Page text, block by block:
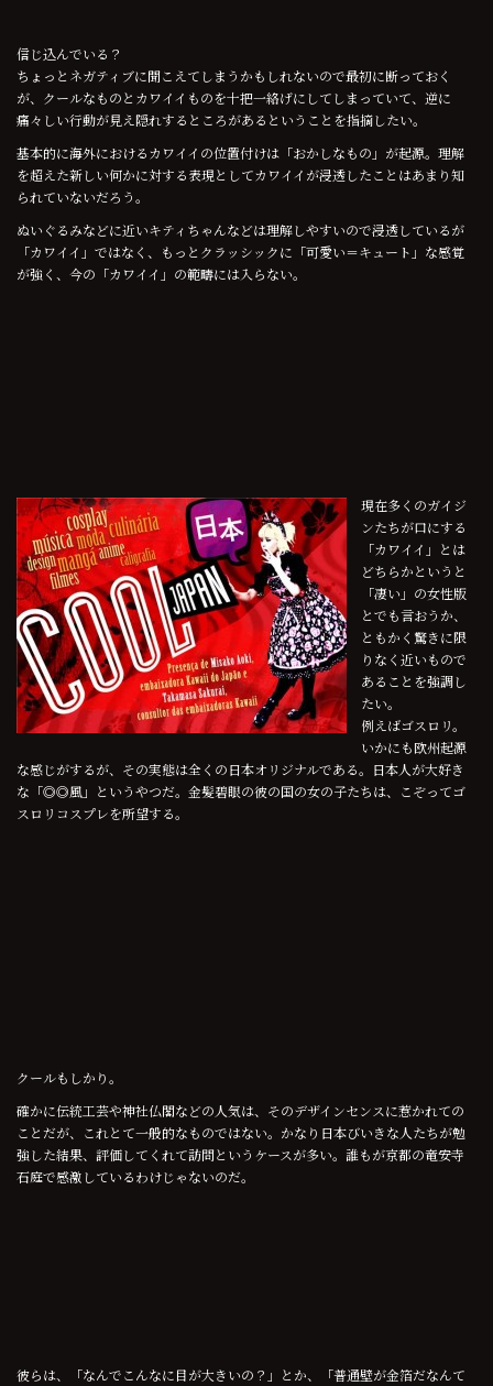
信じ込んでいる？
ちょっとネガティブに聞こえてしまうかもしれないので最初に断っておく
が、クールなものとカワイイものを十把一絡げにしてしまっていて、逆に
痛々しい行動が見え隠れするところがあるということを指摘したい。
基本的に海外におけるカワイイの位置付けは「おかしなもの」が起源。理解
を超えた新しい何かに対する表現としてカワイイが浸透したことはあまり知
られていないだろう。
ぬいぐるみなどに近いキティちゃんなどは理解しやすいので浸透しているが
「カワイイ」ではなく、もっとクラッシックに「可愛い＝キュート」な感覚
が強く、今の「カワイイ」の範疇には入らない。
現在多くのガイジ
ンたちが口にする
「カワイイ」とは
どちらかというと
「凄い」の女性版
とでも言おうか、
ともかく驚きに限
りなく近いもので
あることを強調し
たい。
例えばゴスロリ。
いかにも欧州起源
な感じがするが、その実態は全くの日本オリジナルである。日本人が大好き
な「◎◎風」というやつだ。金髪碧眼の彼の国の女の子たちは、こぞってゴ
スロリコスプレを所望する。
クールもしかり。
確かに伝統工芸や神社仏閣などの人気は、そのデザインセンスに惹かれての
ことだが、これとて一般的なものではない。かなり日本びいきな人たちが勉
強した結果、評価してくれて訪問というケースが多い。誰もが京都の竜安寺
石庭で感激しているわけじゃないのだ。
彼らは、「なんでこんなに目が大きいの？」とか、「普通壁が金箔だなんて